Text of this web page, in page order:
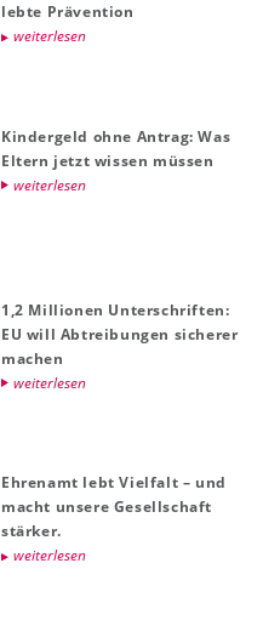
leb­te Prä­ven­ti­on
wei­ter­le­sen
Kin­der­geld ohne An­trag: Was
El­tern jetzt wis­sen müs­sen
wei­ter­le­sen
1,2 Mil­lio­nen Un­ter­schrif­ten:
EU will Ab­trei­bun­gen si­che­rer
ma­chen
wei­ter­le­sen
Eh­ren­amt lebt Viel­falt – und
macht un­se­re Ge­sell­schaft
stär­ker.
wei­ter­le­sen